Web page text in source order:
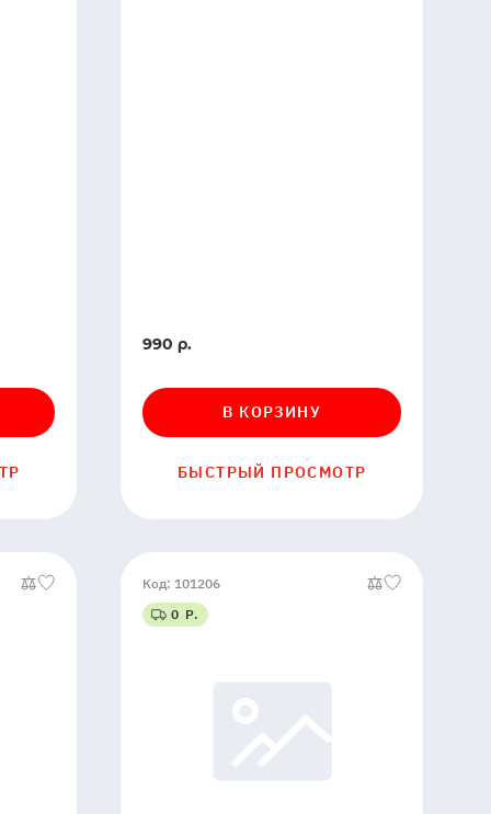
В
990 р.
В КОРЗИНУ
БЫСТРЫЙ ПРОСМОТР
Код: 101206
0 Р.